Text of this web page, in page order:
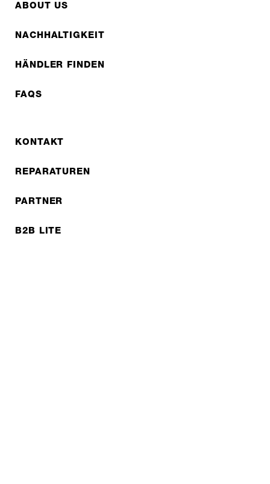
ABOUT US
NACHHALTIGKEIT
HÄNDLER FINDEN
FAQS
KONTAKT
REPARATUREN
PARTNER
B2B LITE